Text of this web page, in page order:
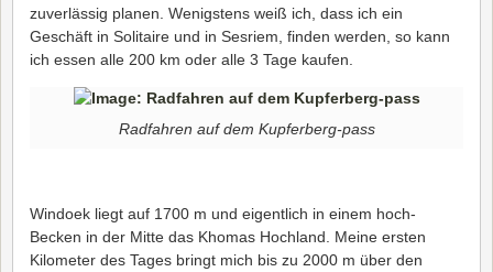
zuverlässig planen. Wenigstens weiß ich, dass ich ein
Geschäft in Solitaire und in Sesriem, finden werden, so kann
ich essen alle 200 km oder alle 3 Tage kaufen.
Radfahren auf dem Kupferberg-pass
Windoek liegt auf 1700 m und eigentlich in einem hoch-
Becken in der Mitte das Khomas Hochland. Meine ersten
Kilometer des Tages bringt mich bis zu 2000 m über den